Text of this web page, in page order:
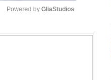
Mute
Powered by GliaStudios